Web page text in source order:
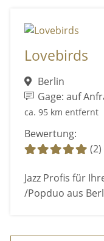
Lovebirds
Berlin
Gage: auf
ca. 95 km entfernt
Bewertung:
(2)
Jazz Profis für
/Popduo aus